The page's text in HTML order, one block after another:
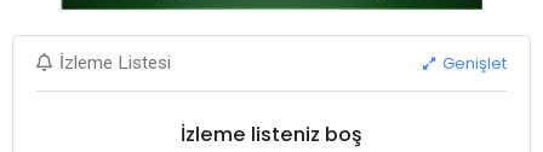
İzleme Listesi Genişlet
İzleme listeniz boş